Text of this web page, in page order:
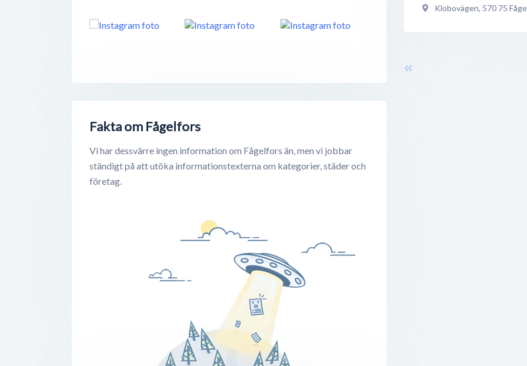
Fakta om Fågelfors
Vi har dessvärre ingen information om Fågelfors än, men vi jobbar
ständigt på att utöka informationstexterna om kategorier, städer och
företag.
Klobovägen, 570 75